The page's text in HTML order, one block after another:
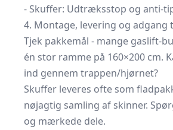
- Skuffer: Udtræksstop og anti-
4. Montage, levering og adgang
Tjek pakkemål - mange gaslift-
én stor ramme på 160×200 cm.
ind gennem trappen/hjørnet?
Skuffer leveres ofte som
nøjagtig samling af skinner.
og mærkede dele.